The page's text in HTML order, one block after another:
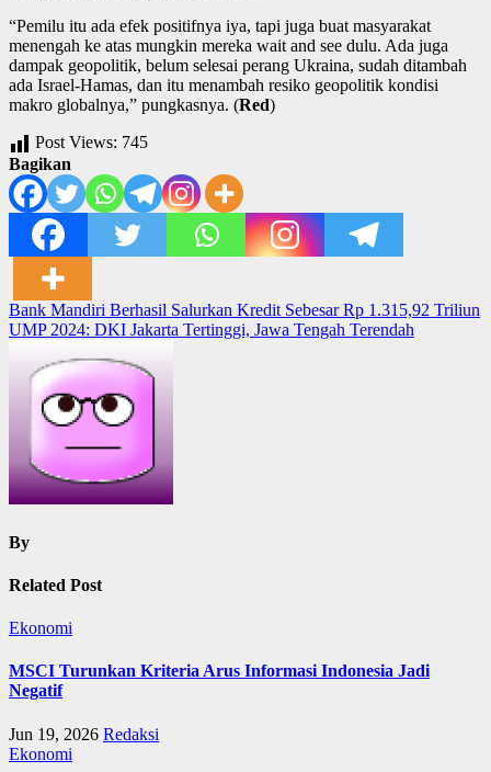
“Pemilu itu ada efek positifnya iya, tapi juga buat masyarakat
menengah ke atas mungkin mereka wait and see dulu. Ada juga
dampak geopolitik, belum selesai perang Ukraina, sudah ditambah
ada Israel-Hamas, dan itu menambah resiko geopolitik kondisi
makro globalnya,” pungkasnya. (Red)
Post Views: 745
Bagikan
Post
navigation
Bank Mandiri Berhasil Salurkan Kredit Sebesar Rp 1.315,92 Triliun
UMP 2024: DKI Jakarta Tertinggi, Jawa Tengah Terendah
By
Related Post
Ekonomi
MSCI Turunkan Kriteria Arus Informasi Indonesia Jadi
Negatif
Jun 19, 2026 Redaksi
Ekonomi